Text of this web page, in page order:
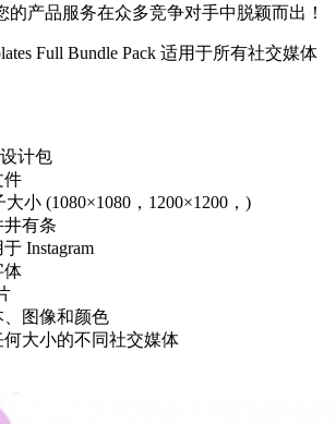
的产品服务在众多竞争对手中脱颖而出！
Full Bundle Pack 适用于所有社交媒体
计包
件
大小 (1080×1080，1200×1200，)
井有条
Instagram
体
图像和颜色
大小的不同社交媒体